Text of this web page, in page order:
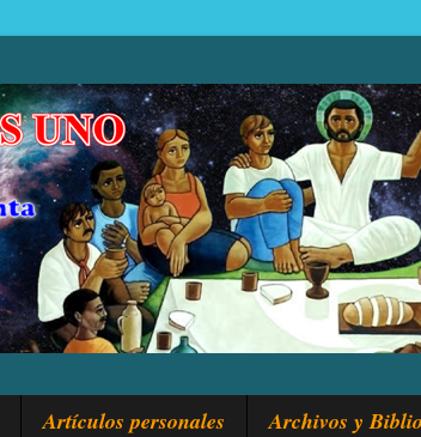
Artículos personales Archivos y